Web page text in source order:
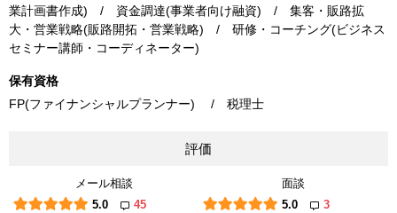
業計画書作成) / 資金調達(事業者向け融資) / 集客・販路拡
大・営業戦略(販路開拓・営業戦略) / 研修・コーチング(ビジネス
セミナー講師・コーディネーター)
保有資格
FP(ファイナンシャルプランナー) / 税理士
評価
メール相談
5.0
45
面談
5.0
3